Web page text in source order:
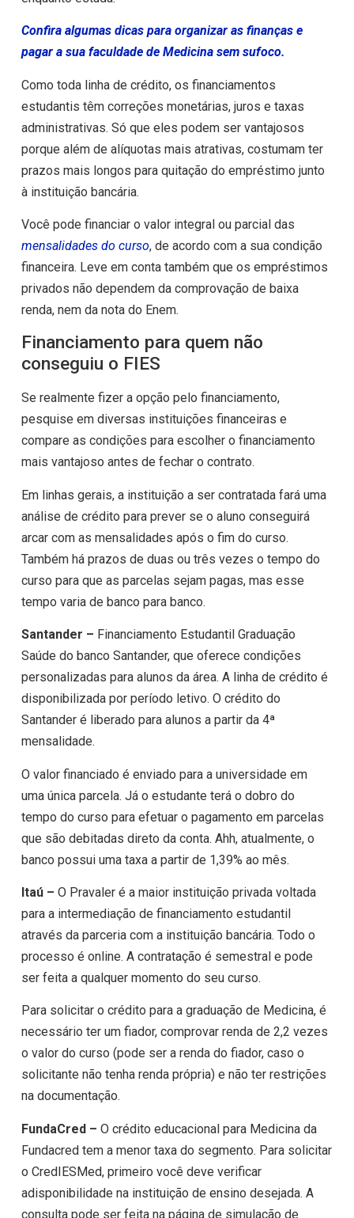
Confira algumas dicas para organizar as finanças e
pagar a sua faculdade de Medicina sem sufoco.
Como toda linha de crédito, os financiamentos
estudantis têm correções monetárias, juros e taxas
administrativas. Só que eles podem ser vantajosos
porque além de alíquotas mais atrativas, costumam ter
prazos mais longos para quitação do empréstimo junto
à instituição bancária.
Você pode financiar o valor integral ou parcial das
mensalidades do curso, de acordo com a sua condição
financeira. Leve em conta também que os empréstimos
privados não dependem da comprovação de baixa
renda, nem da nota do Enem.
Financiamento para quem não
conseguiu o FIES
Se realmente fizer a opção pelo financiamento,
pesquise em diversas instituições financeiras e
compare as condições para escolher o financiamento
mais vantajoso antes de fechar o contrato.
Em linhas gerais, a instituição a ser contratada fará uma
análise de crédito para prever se o aluno conseguirá
arcar com as mensalidades após o fim do curso.
Também há prazos de duas ou três vezes o tempo do
curso para que as parcelas sejam pagas, mas esse
tempo varia de banco para banco.
Santander – Financiamento Estudantil Graduação
Saúde do banco Santander, que oferece condições
personalizadas para alunos da área. A linha de crédito é
disponibilizada por período letivo. O crédito do
Santander é liberado para alunos a partir da 4ª
mensalidade.
O valor financiado é enviado para a universidade em
uma única parcela. Já o estudante terá o dobro do
tempo do curso para efetuar o pagamento em parcelas
que são debitadas direto da conta. Ahh, atualmente, o
banco possui uma taxa a partir de 1,39% ao mês.
Itaú – O Pravaler é a maior instituição privada voltada
para a intermediação de financiamento estudantil
através da parceria com a instituição bancária. Todo o
processo é online. A contratação é semestral e pode
ser feita a qualquer momento do seu curso.
Para solicitar o crédito para a graduação de Medicina, é
necessário ter um fiador, comprovar renda de 2,2 vezes
o valor do curso (pode ser a renda do fiador, caso o
solicitante não tenha renda própria) e não ter restrições
na documentação.
FundaCred – O crédito educacional para Medicina da
Fundacred tem a menor taxa do segmento. Para solicitar
o CredIESMed, primeiro você deve verificar
adisponibilidade na instituição de ensino desejada. A
consulta pode ser feita na página de simulação de